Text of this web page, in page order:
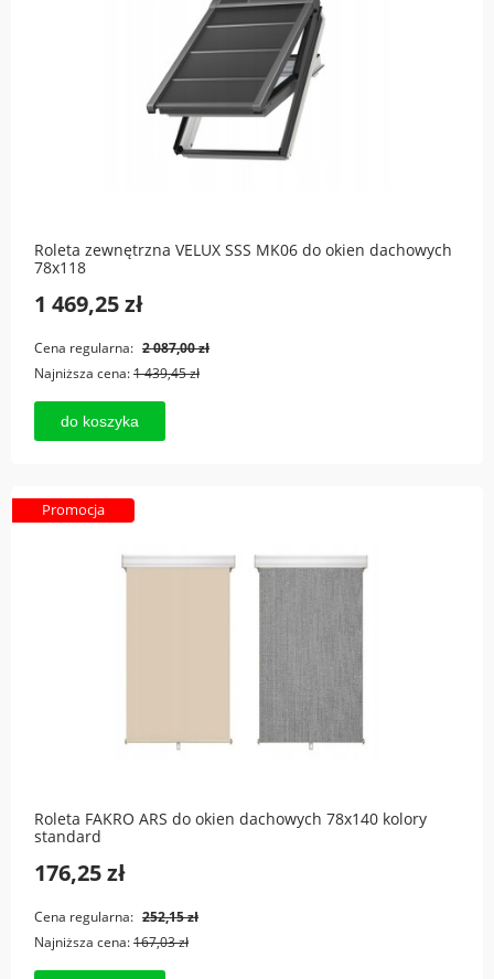
Roleta zewnętrzna VELUX SSS MK06 do okien dachowych
78x118
1 469,25 zł
Cena regularna: 2 087,00 zł
Najniższa cena:1 439,45 zł
do koszyka
Roleta FAKRO ARS do okien dachowych 78x140 kolory
standard
176,25 zł
Cena regularna: 252,15 zł
Najniższa cena:167,03 zł
Promocja